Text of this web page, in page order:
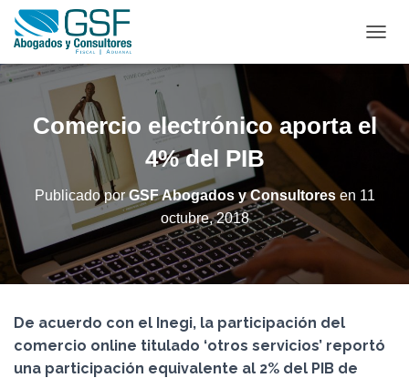
A
I
A
E
A
G
Comercio electrónico aporta el
4% del PIB
Publicado porGSF Abogados y Consultoresen 11
octubre, 2018
De acuerdo con el Inegi, la participación del
comercio online titulado ‘otros servicios’ reportó
una participación equivalente al 2% del PIB de